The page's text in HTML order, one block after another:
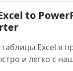
to
Excel в
и легко с